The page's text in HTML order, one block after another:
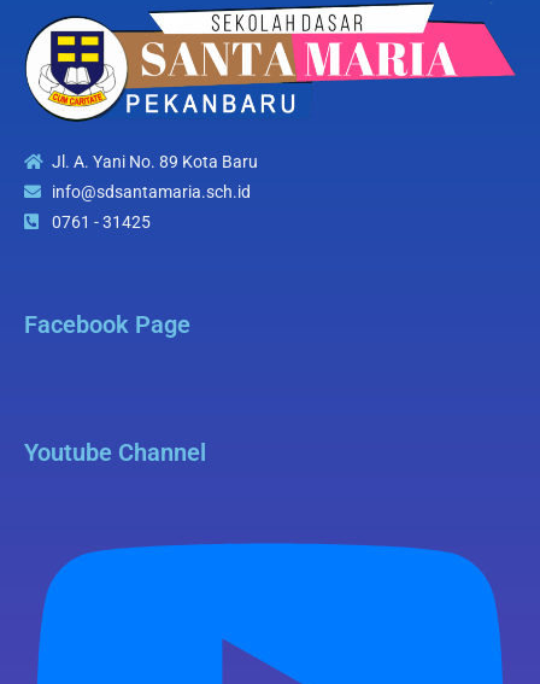
Jl. A. Yani No. 89 Kota Baru
info@sdsantamaria.sch.id
0761 - 31425
Facebook Page
Youtube Channel